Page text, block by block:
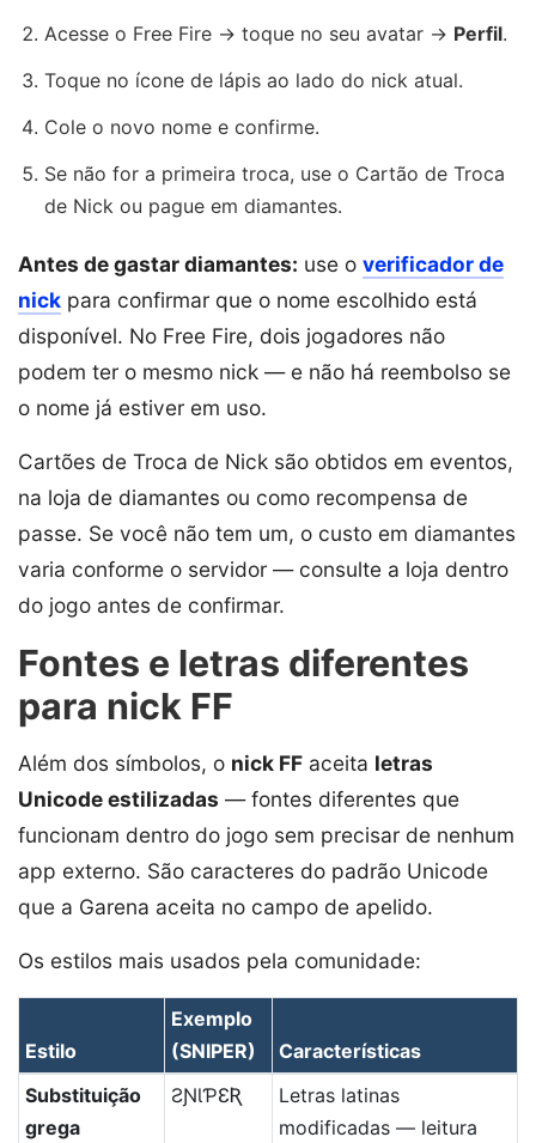
Acesse o Free Fire → toque no seu avatar → Perfil.
Toque no ícone de lápis ao lado do nick atual.
Cole o novo nome e confirme.
Se não for a primeira troca, use o Cartão de Troca
de Nick ou pague em diamantes.
Antes de gastar diamantes: use o verificador de
nick para confirmar que o nome escolhido está
disponível. No Free Fire, dois jogadores não
podem ter o mesmo nick — e não há reembolso se
o nome já estiver em uso.
Cartões de Troca de Nick são obtidos em eventos,
na loja de diamantes ou como recompensa de
passe. Se você não tem um, o custo em diamantes
varia conforme o servidor — consulte a loja dentro
do jogo antes de confirmar.
Fontes e letras diferentes
para nick FF
Além dos símbolos, o nick FF aceita letras
Unicode estilizadas — fontes diferentes que
funcionam dentro do jogo sem precisar de nenhum
app externo. São caracteres do padrão Unicode
que a Garena aceita no campo de apelido.
Os estilos mais usados pela comunidade:
Estilo
Exemplo
(SNIPER)
Características
Substituição
grega
ƧƝƖƤƐƦ
Letras latinas
modificadas — leitura